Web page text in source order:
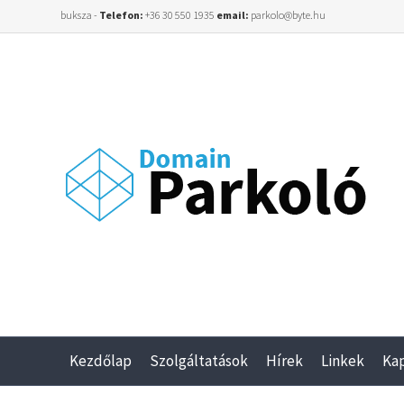
buksza - Telefon: +36 30 550 1935 email: parkolo@byte.hu
Kezdőlap Szolgáltatások Hírek Linkek